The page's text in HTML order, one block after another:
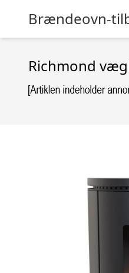
Brændeovn-
Richmond